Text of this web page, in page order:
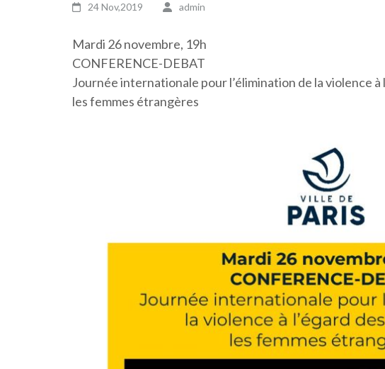
24 Nov,2019 admin
Mardi 26 novembre, 19h
CONFERENCE-DEBAT
Journée internationale pour l’élimination de la violence à
les femmes étrangères